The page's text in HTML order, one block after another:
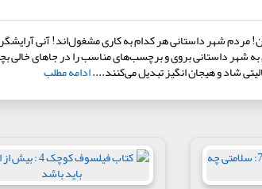
شهر داستانی هر کدام به کاری مشغول‌اند! آنی
به شهر داستانی بروی و برچسب‌های مناسب را در جاهای
شاد و هیجان انگیز تبدیل می‌کنند....ادامه مطلب